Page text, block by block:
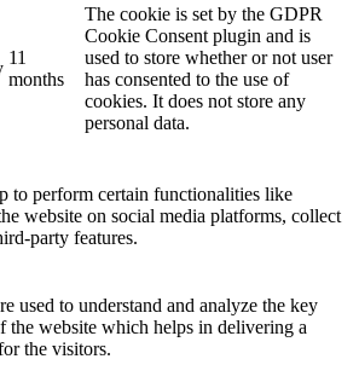
11
months
The cookie is set by the GDPR
Cookie Consent plugin and is
used to store whether or not user
has consented to the use of
cookies. It does not store any
personal data.
to perform certain functionalities like
website on social media platforms, collect
party features.
used to understand and analyze the key
the website which helps in delivering a
the visitors.